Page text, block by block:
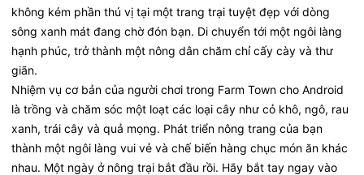
không kém phần thú vị tại một trang trại tuyệt đẹp với dòng
sông xanh mát đang chờ đón bạn. Di chuyển tới một ngôi làng
hạnh phúc, trở thành một nông dân chăm chỉ cấy cày và thư
giãn.
Nhiệm vụ cơ bản của người chơi trong Farm Town cho Android
là trồng và chăm sóc một loạt các loại cây như cỏ khô, ngô, rau
xanh, trái cây và quả mọng. Phát triển nông trang của bạn
thành một ngôi làng vui vẻ và chế biến hàng chục món ăn khác
nhau. Một ngày ở nông trại bắt đầu rồi. Hãy bắt tay ngay vào